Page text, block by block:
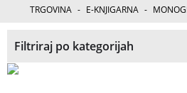
TRGOVINA - E-KNJIGARNA -
Filtriraj po kategorijah